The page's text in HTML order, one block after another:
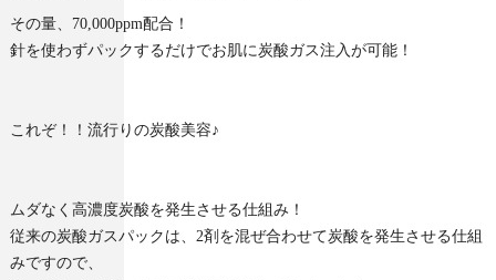
その量、70,000ppm配合！
針を使わずパックするだけでお肌に炭酸ガス注入が可能！
これぞ！！流行りの炭酸美容♪
ムダなく高濃度炭酸を発生させる仕組み！
従来の炭酸ガスパックは、2剤を混ぜ合わせて炭酸を発生させる仕組
みですので、